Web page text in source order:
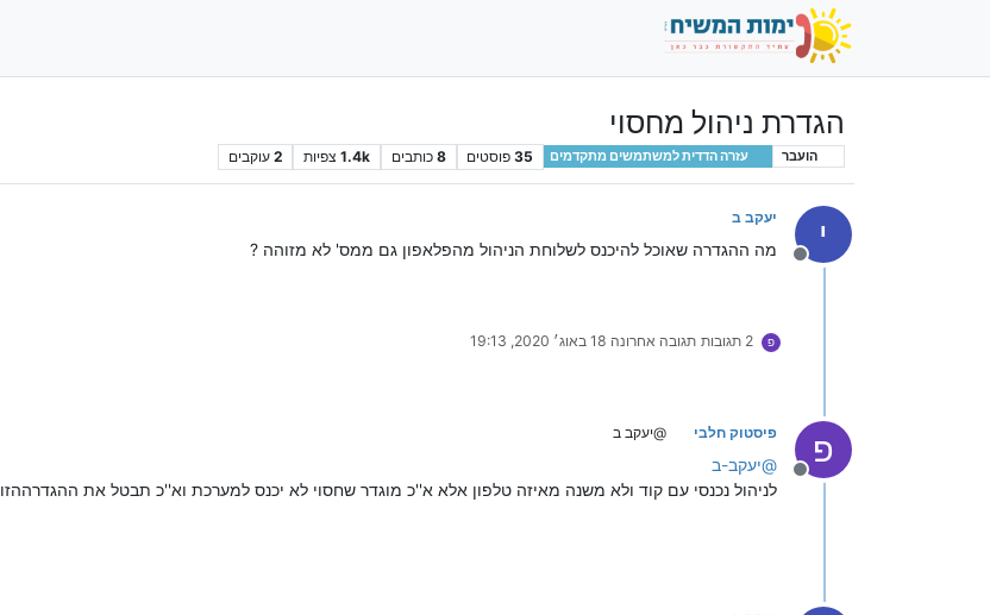
הגדרת ניהול מחסוי
הועבר עזרה הדדית למשתמשים מתקדמים 35 פוסטים 8 כותבים 1.4k צפיות 2 עוקבים
י
מנותק
יעקב ב
מה ההגדרה שאוכל להיכנס לשלוחת הניהול מהפלאפון גם ממס' לא מזוהה ?
פ 2 תגובות תגובה אחרונה 18 באוג׳ 2020, 19:13
פ
מנותק
פיסטוק חלבי @יעקב ב
@יעקב-ב
לניהול נכנסי עם קוד ולא משנה מאיזה טלפון אלא א''כ מוגדר שחסוי לא יכנס למערכת וא''כ תבטל את ההגדרההזו